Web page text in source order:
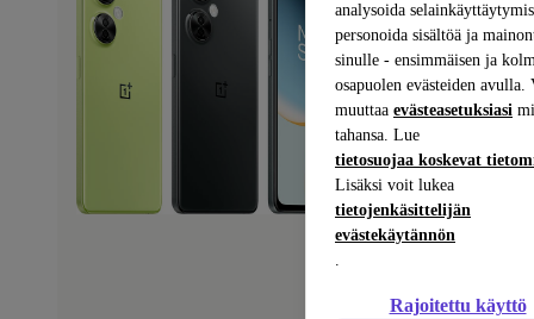
analysoida
personoida sisältöä ja
sinulle - ensimmäisen ja
osapuolen evästeiden avulla.
muuttaa evästeasetuksiasi
tahansa. Lue
tietosuojaa koskevat
Lisäksi voit lukea
tietojenkäsittelijän
evästekäytännön
.
Rajoitettu käyttö
Vaiheet 1/4
Tarkista,
Etukamera ja
Kaiuttimet ja